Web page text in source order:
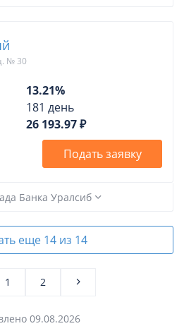
№ 30
13.21%
181 день
26 193.97 ₽
Подать заявку
Банка Уралсиб
еще 14 из 14
1 2
09.08.2026